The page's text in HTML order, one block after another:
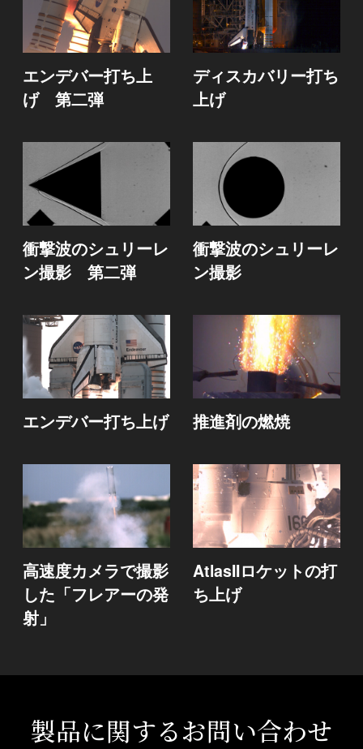
エンデバー打ち上
げ 第二弾
ディスカバリー打ち
上げ
衝撃波のシュリーレ
ン撮影 第二弾
衝撃波のシュリーレ
ン撮影
エンデバー打ち上げ 推進剤の燃焼
高速度カメラで撮影
した「フレアーの発
射」
AtlasIIロケットの打
ち上げ
製品に関するお問い合わせ